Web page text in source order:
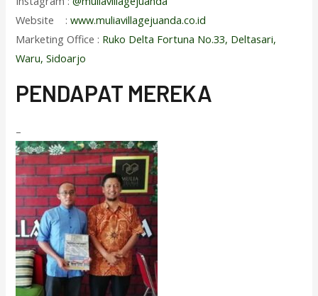
Website :www.muliavillagejuanda.co.id
Marketing Office : Ruko Delta Fortuna No.33, Deltasari,
Waru, Sidoarjo
PENDAPAT MEREKA
–